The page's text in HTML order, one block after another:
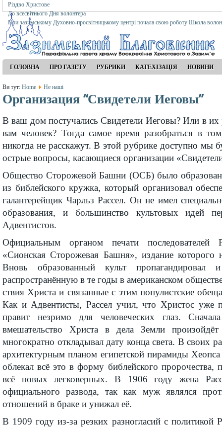
Різдво Христове
До всесвітнього Дня волонтера
При зазимському Духовно-просвітницькому центрі почала свою роботу Школа
ГОЛОВНА ПРО ГАЗЕТУ РУБРИКИ КАТЕХІЗАЦІЯ НОВИНИ
Ви тут: Home Не наші
Организация “Свидетели Иеговы”
В ваш дом постучались Свидетели Иеговы? Или в их
вам человек? Тогда самое время разобраться в
никогда не расскажут. В этой рубрике доступно мы
острые вопросы, касающиеся организации
Общество Сторожевой Башни (ОСБ) было
из библейского кружка, который организовал
галантерейщик Чарльз Рассел. Он не имел
образования, и большинство культовых идей
Адвентистов.
Официальным органом печати последователей
«Сионская Сторожевая Башня», издание которого
Вновь образованный культ
распространённую в те годы в американском
ствия Христа и связанные с этим популистские
Как и Адвентисты, Рассел учил, что Христос уже
правит незримо для человеческих глаз.
вмешательство Христа в дела Земли
многократно откладывал дату конца света. В своих
архитектурным планом египетской пирамиды
облекал всё это в форму библейского пророчества,
всё новых легковерных. В 1906 году жена
официального развода, так как муж являлся
отноше­ний в браке и унижал её.
В 1909 году из-за резких разногласий с политикой